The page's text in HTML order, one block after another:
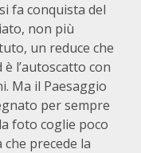
fa conquista del
non più
un reduce che
l’autoscatto con
Ma il Paesaggio
per sempre
foto coglie poco
che precede la